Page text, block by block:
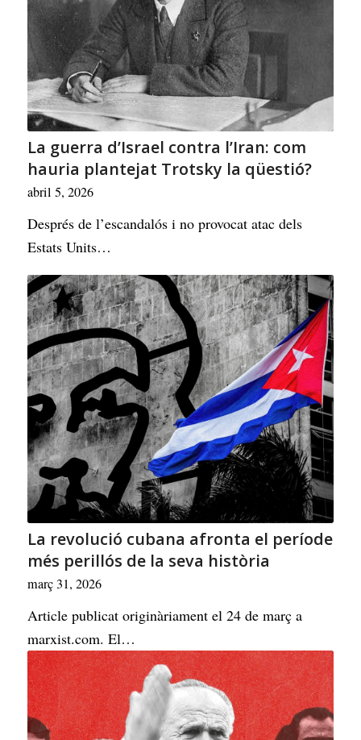
La guerra d’Israel contra l’Iran: com
hauria plantejat Trotsky la qüestió?
abril 5, 2026
Després de l’escandalós i no provocat atac dels
Estats Units…
La revolució cubana afronta el període
més perillós de la seva història
març 31, 2026
Article publicat originàriament el 24 de març a
marxist.com. El…